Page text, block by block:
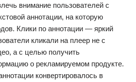
внимание пользователей с
аннотации, на которую
Клики по аннотации — яркий
кликали на плеер не с
а с целью получить
о рекламируемом продукте.
конвертировалось в